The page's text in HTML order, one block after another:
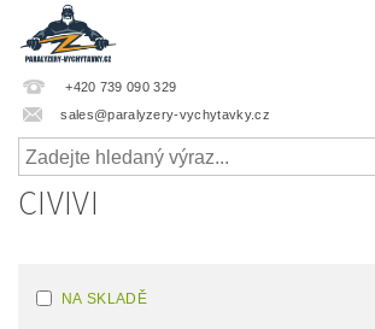
+420 739 090 329
sales@paralyzery-vychytavky.cz
CIVIVI
NA SKLADĚ